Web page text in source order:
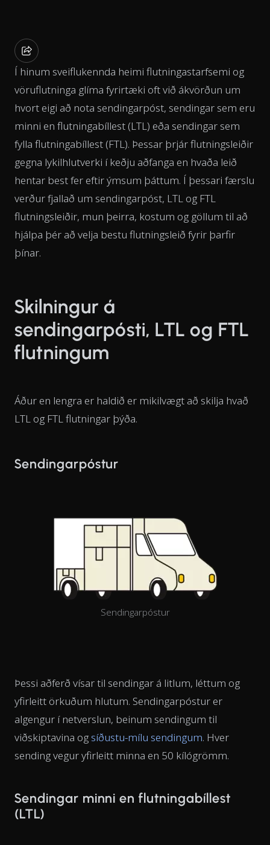
Í hinum sveiflukennda heimi flutningastarfsemi og
vöruflutninga glíma fyrirtæki oft við ákvörðun um
hvort eigi að nota sendingarpóst, sendingar sem eru
minni en flutningabíllest (LTL) eða sendingar sem
fylla flutningabíllest (FTL). Þessar þrjár flutningsleiðir
gegna lykilhlutverki í keðju aðfanga en hvaða leið
hentar best fer eftir ýmsum þáttum. Í þessari færslu
verður fjallað um sendingarpóst, LTL og FTL
flutningsleiðir, mun þeirra, kostum og göllum til að
hjálpa þér að velja bestu flutningsleið fyrir þarfir
þínar.
Skilningur á
sendingarpósti, LTL og FTL
flutningum
Áður en lengra er haldið er mikilvægt að skilja hvað
LTL og FTL flutningar þýða.
Sendingarpóstur
Sendingarpóstur
Þessi aðferð vísar til sendingar á litlum, léttum og
yfirleitt örkuðum hlutum. Sendingarpóstur er
algengur í netverslun, beinum sendingum til
viðskiptavina og síðustu-mílu sendingum. Hver
sending vegur yfirleitt minna en 50 kílógrömm.
Sendingar minni en flutningabíllest
(LTL)